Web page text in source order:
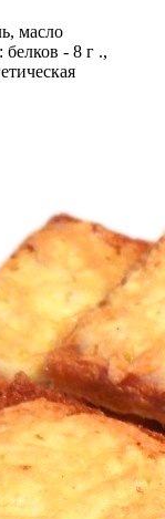
масло
- 8 г .,